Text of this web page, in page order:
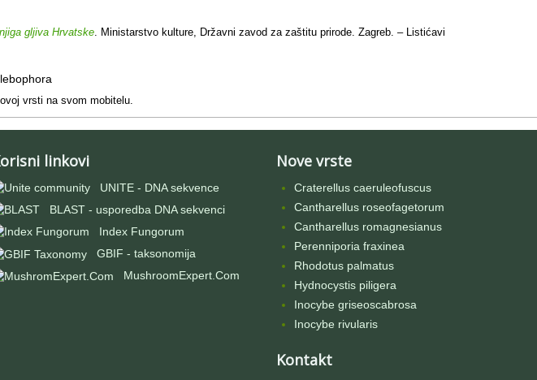
gljiva Hrvatske . Ministarstvo kulture, Državni zavod za zaštitu prirode. Zagreb. – Listićavi
vrsti na svom mobitelu.
linkovi
UNITE - DNA sekvence
BLAST - usporedba DNA sekvenci
Index Fungorum
GBIF - taksonomija
MushroomExpert.Com
Nove vrste
Craterellus caeruleofuscus
Cantharellus roseofagetorum
Cantharellus romagnesianus
Perenniporia fraxinea
Rhodotus palmatus
Hydnocystis piligera
Inocybe griseoscabrosa
Inocybe rivularis
Kontakt